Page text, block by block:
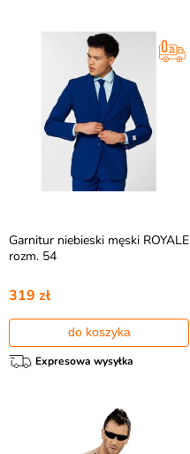
Garnitur niebieski męski ROYALE
rozm. 54
319 zł
do koszyka
Expresowa wysyłka